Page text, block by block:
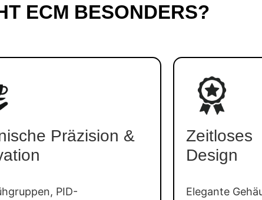
ECM BESONDERS?
Präzision &
PID-
Zeitloses
Design
Elegante